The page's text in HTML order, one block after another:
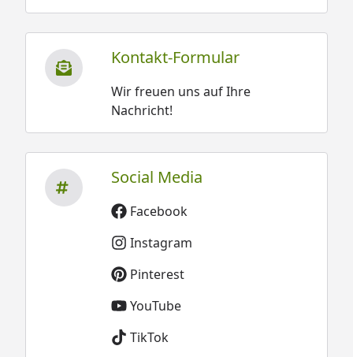
Kontakt-Formular
Wir freuen uns auf Ihre
Nachricht!
Social Media
Facebook
Instagram
Pinterest
YouTube
TikTok